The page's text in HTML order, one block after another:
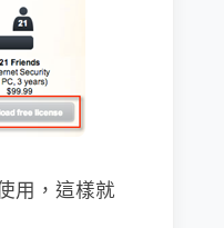
用，這樣就